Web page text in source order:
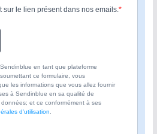
sur le lien présent dans nos emails.
en tant que plateforme
ce formulaire, vous
les informations que vous allez fournir
à Sendinblue en sa qualité de
et ce conformément à ses
d'utilisation